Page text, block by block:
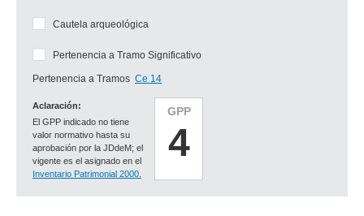
GPP
4
Aclaración:
El GPP indicado no tiene
valor normativo hasta su
aprobación por la JDdeM; el
vigente es el asignado en el
Inventario Patrimonial 2000.
Cautela arqueológica
Pertenencia a Tramo Significativo
Pertenencia a Tramos Ce 14